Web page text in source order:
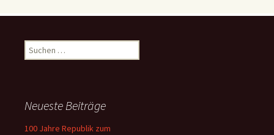
Suchen
nach:
Neueste Beiträge
100 Jahre Republik zum